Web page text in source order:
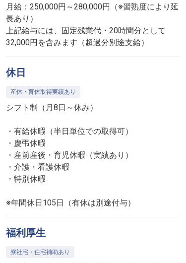
月給：250,000円～280,000円（※習熟度により延
長あり）
上記給与には、固定残業代・20時間分として
32,000円を含みます（超過分別途支給）
休日
産休・育休取得実績あり
シフト制（月8日～休み）
・有給休暇（半日単位での取得可）
・慶弔休暇
・産前産後・育児休暇（実績あり）
・介護・看護休暇
・特別休暇
※年間休日105日（有休は別途付与）
福利厚生
寮社宅・住宅補助あり